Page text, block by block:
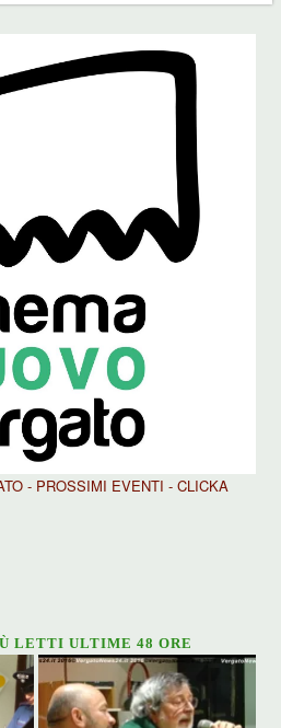
- PROSSIMI EVENTI - CLICKA
LETTI ULTIME 48 ORE